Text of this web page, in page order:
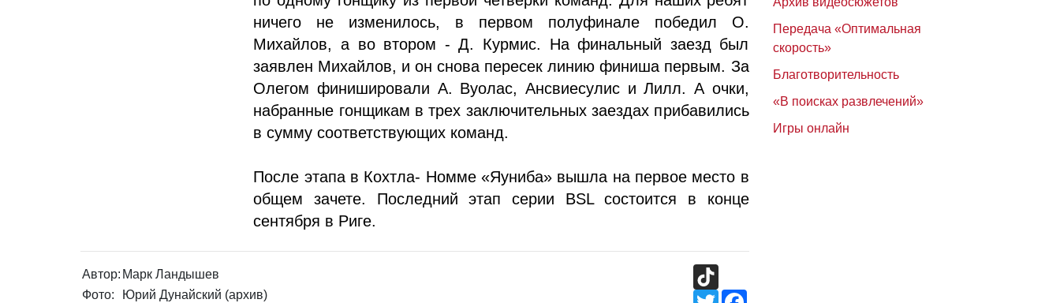
ничего не изменилось, в первом полуфинале победил О.
Михайлов, а во втором - Д. Курмис. На финальный заезд был
заявлен Михайлов, и он снова пересек линию финиша первым. За
Олегом финишировали А. Вуолас, Ансвиесулис и Лилл. А очки,
набранные гонщикам в трех заключительных заездах прибавились
в сумму соответствующих команд.
После этапа в Кохтла- Номме «Яуниба» вышла на первое место в
общем зачете. Последний этап серии BSL состоится в конце
сентября в Риге.
Автор: Марк Ландышев
Фото:
Юрий Дунайский (архив)
TikTok
TwitterFacebook
Передача «Оптимальная
скорость»
Благотворительность
«В поисках развлечений»
Игры онлайн